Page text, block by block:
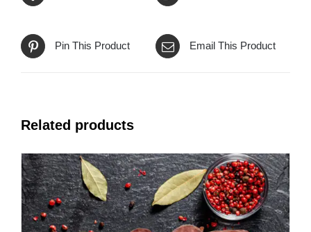
Pin This Product Email This Product
Related products